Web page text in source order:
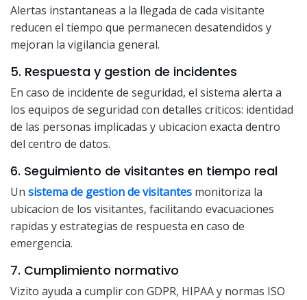
Alertas instantaneas a la llegada de cada visitante
reducen el tiempo que permanecen desatendidos y
mejoran la vigilancia general.
5. Respuesta y gestion de incidentes
En caso de incidente de seguridad, el sistema alerta a
los equipos de seguridad con detalles criticos: identidad
de las personas implicadas y ubicacion exacta dentro
del centro de datos.
6. Seguimiento de visitantes en tiempo real
Un sistema de gestion de visitantes monitoriza la
ubicacion de los visitantes, facilitando evacuaciones
rapidas y estrategias de respuesta en caso de
emergencia.
7. Cumplimiento normativo
Vizito ayuda a cumplir con GDPR, HIPAA y normas ISO